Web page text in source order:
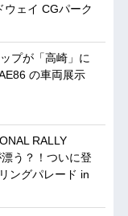
ウェイ CGパーク
プが「高崎」に
の車両展示
RALLY
う？！ついに登
ングパレード in